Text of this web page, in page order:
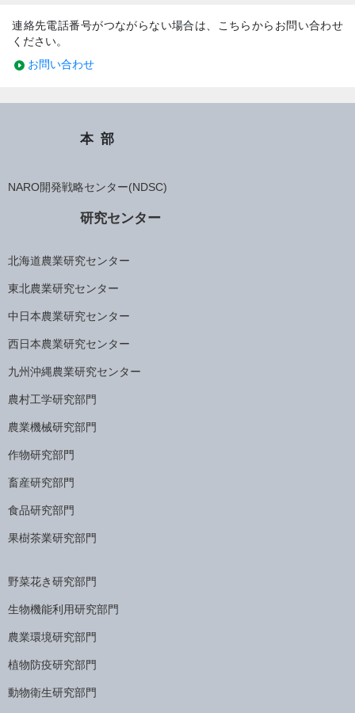
連絡先電話番号がつながらない場合は、こちらからお問い合わせ
ください。
お問い合わせ
本部
NARO開発戦略センター(NDSC)
研究センター
北海道農業研究センター
東北農業研究センター
中日本農業研究センター
西日本農業研究センター
九州沖縄農業研究センター
農村工学研究部門
農業機械研究部門
作物研究部門
畜産研究部門
食品研究部門
果樹茶業研究部門
野菜花き研究部門
生物機能利用研究部門
農業環境研究部門
植物防疫研究部門
動物衛生研究部門